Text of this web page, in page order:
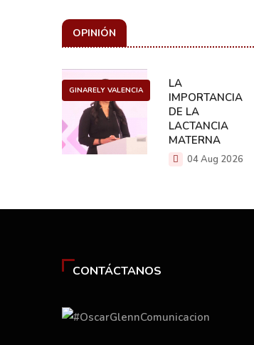
OPINIÓN
GINARELY VALENCIA
LA
IMPORTANCIA
DE LA
LACTANCIA
MATERNA
04 Aug 2026
CONTÁCTANOS